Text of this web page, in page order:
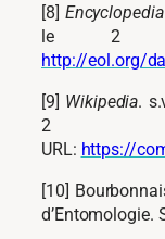
[8]
le 2
http://eol.org/
[9] Wikipedia.
2
URL: https://
[10]
d’Entomologie.